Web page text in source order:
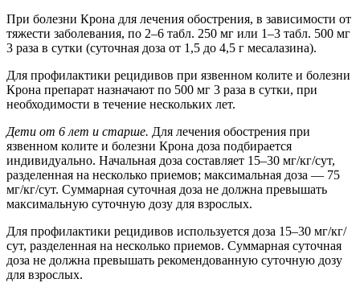
При болезни Крона для лечения обострения, в зависимости от
тяжести заболевания, по 2–6 табл. 250 мг или 1–3 табл. 500 мг
3 раза в сутки (суточная доза от 1,5 до 4,5 г месалазина).
Для профилактики рецидивов при язвенном колите и болезни
Крона препарат назначают по 500 мг 3 раза в сутки, при
необходимости в течение нескольких лет.
Дети от 6 лет и старше. Для лечения обострения при
язвенном колите и болезни Крона доза подбирается
индивидуально. Начальная доза составляет 15–30 мг/кг/сут,
разделенная на несколько приемов; максимальная доза — 75
мг/кг/сут. Cуммарная суточная доза не должна превышать
максимальную суточную дозу для взрослых.
Для профилактики рецидивов используется доза 15–30 мг/кг/
сут, разделенная на несколько приемов. Суммарная суточная
доза не должна превышать рекомендованную суточную дозу
для взрослых.